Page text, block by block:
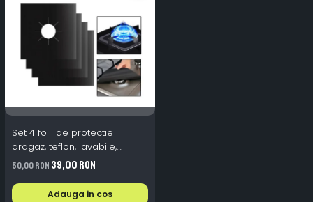
Set 4 folii de protectie
aragaz, teflon, lavabile,
reutilizabile, Negru/Gri
50,00 RON39,00 RON
Adauga in cos